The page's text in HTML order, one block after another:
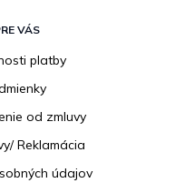
VÁS
platby
od zmluvy
Reklamácia
údajov